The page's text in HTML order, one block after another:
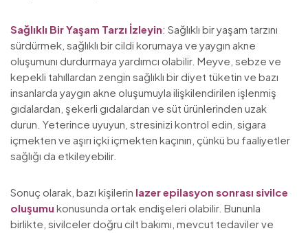
Sağlıklı Bir Yaşam Tarzı İzleyin: Sağlıklı bir yaşam tarzını
sürdürmek, sağlıklı bir cildi korumaya ve yaygın akne
oluşumunı durdurmaya yardımcı olabilir. Meyve, sebze ve
kepekli tahıllardan zengin sağlıklı bir diyet tüketin ve bazı
insanlarda yaygın akne oluşumuyla ilişkilendirilen işlenmiş
gıdalardan, şekerli gıdalardan ve süt ürünlerinden uzak
durun. Yeterince uyuyun, stresinizi kontrol edin, sigara
içmekten ve aşırı içki içmekten kaçının, çünkü bu faaliyetler
sağlığı da etkileyebilir.
Sonuç olarak, bazı kişilerin lazer epilasyon sonrası sivilce
oluşumu konusunda ortak endişeleri olabilir. Bununla
birlikte, sivilceler doğru cilt bakımı, mevcut tedaviler ve